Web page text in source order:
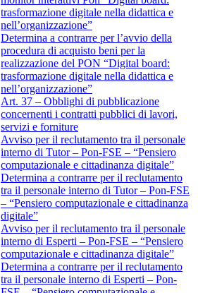
trasformazione digitale nella didattica e
nell’organizzazione”
Determina a contrarre per l’avvio della
procedura di acquisto beni per la
realizzazione del PON “Digital board:
trasformazione digitale nella didattica e
nell’organizzazione”
Art. 37 – Obblighi di pubblicazione
concernenti i contratti pubblici di lavori,
servizi e forniture
Avviso per il reclutamento tra il personale
interno di Tutor – Pon-FSE – “Pensiero
computazionale e cittadinanza digitale”
Determina a contrarre per il reclutamento
tra il personale interno di Tutor – Pon-FSE
– “Pensiero computazionale e cittadinanza
digitale”
Avviso per il reclutamento tra il personale
interno di Esperti – Pon-FSE – “Pensiero
computazionale e cittadinanza digitale”
Determina a contrarre per il reclutamento
tra il personale interno di Esperti – Pon-